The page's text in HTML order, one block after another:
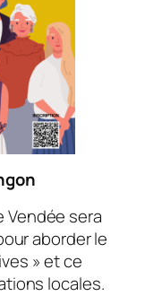
Vendée sera
aborder le
» et ce
locales.